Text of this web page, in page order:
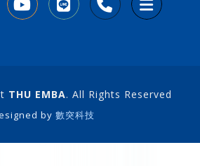
THU EMBA. All Rights Reserved
by 數突科技